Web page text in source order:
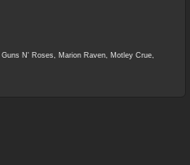
Guns N' Roses, Marion Raven, Motley Crue,